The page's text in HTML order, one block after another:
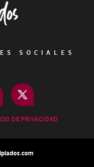
SOCIALES
DE PRIVACIDAD